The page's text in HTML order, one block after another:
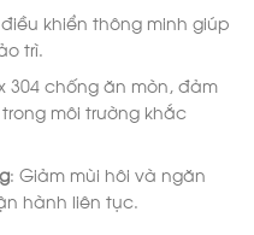
khiển thông minh giúp
trì.
304 chống ăn mòn, đảm
môi trường khắc
: Giảm mùi hôi và ngăn
hành liên tục.